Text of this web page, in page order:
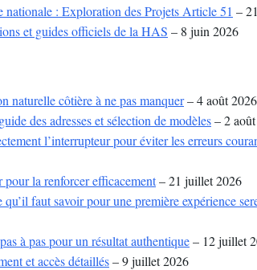
nationale : Exploration des Projets Article 51 –
et guides officiels de la HAS – 8 juin 2026
naturelle côtière à ne pas manquer– 4 août 2026
des adresses et sélection de modèles– 2
l’interrupteur pour éviter les erreurs
la renforcer efficacement– 21 juillet 2026
faut savoir pour une première expérience
à pas pour un résultat authentique– 12 juillet
et accès détaillés– 9 juillet 2026